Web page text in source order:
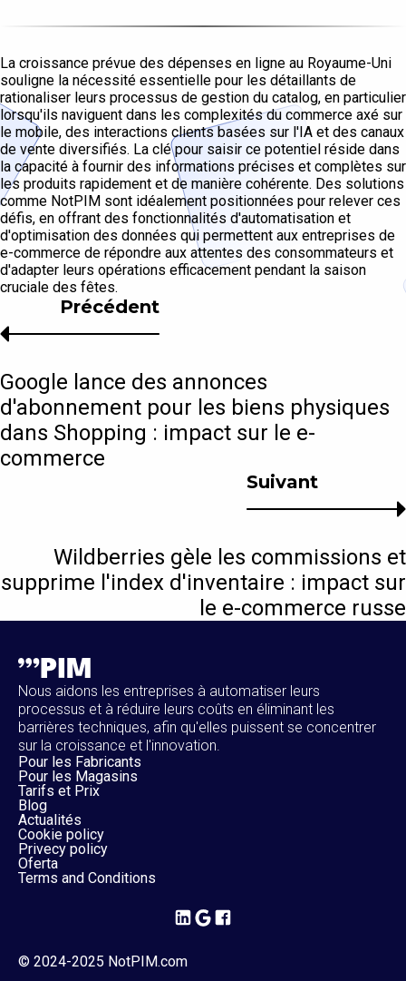
La croissance prévue des dépenses en ligne au Royaume-Uni
souligne la nécessité essentielle pour les détaillants de
rationaliser leurs processus de gestion du catalog, en particulier
lorsqu'ils naviguent dans les complexités du commerce axé sur
le mobile, des interactions clients basées sur l'IA et des canaux
de vente diversifiés. La clé pour saisir ce potentiel réside dans
la capacité à fournir des informations précises et complètes sur
les produits rapidement et de manière cohérente. Des solutions
comme NotPIM sont idéalement positionnées pour relever ces
défis, en offrant des fonctionnalités d'automatisation et
d'optimisation des données qui permettent aux entreprises de
e-commerce de répondre aux attentes des consommateurs et
d'adapter leurs opérations efficacement pendant la saison
cruciale des fêtes.
Suivant
Wildberries gèle les commissions et
supprime l'index d'inventaire : impact sur
le e-commerce russe
Précédent
Google lance des annonces
d'abonnement pour les biens physiques
dans Shopping : impact sur le e-
commerce
Nous aidons les entreprises à automatiser leurs
processus et à réduire leurs coûts en éliminant les
barrières techniques, afin qu'elles puissent se concentrer
sur la croissance et l'innovation.
Pour les Fabricants
Pour les Magasins
Tarifs et Prix
Blog
Actualités
Cookie policy
Privecy policy
Oferta
Terms and Conditions
© 2024-2025 NotPIM.com